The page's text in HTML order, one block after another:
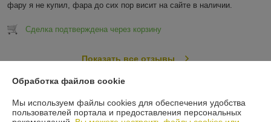
фару я не купил, фара до сих пор висит на сайте в наличии.
Сделка подтверждена через корзину
Показать все отзывы
О нас
Обработка файлов cookie
Мы используем файлы cookies для обеспечения удобства
пользователей портала и предоставления персональных